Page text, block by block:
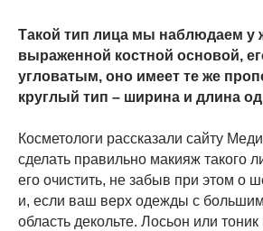
Такой тип лица мы наблюдаем у
выраженной костной основой,
угловатым, оно имеет те же
круглый тип – ширина и длина
Косметологи рассказали сайту
сделать правильно макияж такого
его очистить, не забыв при этом о
и, если ваш верх одежды с
область декольте. Лосьон или